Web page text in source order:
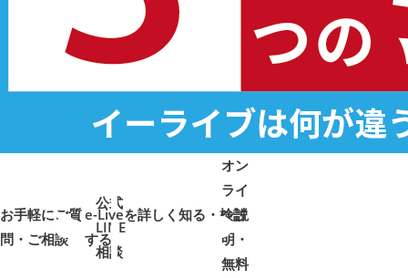
公式
LINE
相談
お手軽にご質
問・ご相談➜ ➜
オン
ライ
ン説
明・
無料
e-Liveを詳しく知る・検討
する
➜➜